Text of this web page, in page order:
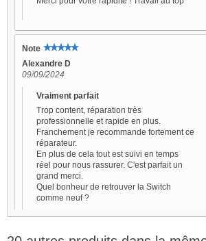
Note
Alexandre D
09/09/2024
Vraiment parfait
Trop content, réparation très
professionnelle et rapide en plus.
Franchement je recommande fortement ce
réparateur.
En plus de cela tout est suivi en temps
réel pour nous rassurer. C'est parfait un
grand merci.
Quel bonheur de retrouver la Switch
comme neuf ?